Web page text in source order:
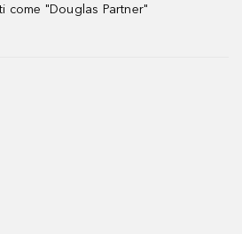
come "Douglas Partner"